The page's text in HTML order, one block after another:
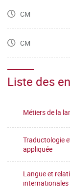
CM
CM
Liste des
Métiers de la
Traductologie
appliquée
Langue et
internationales